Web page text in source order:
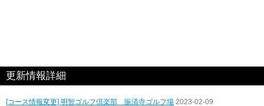
更新情報詳細
[コース情報変更] 明智ゴルフ倶楽部 賑済寺ゴルフ場 2023-02-09